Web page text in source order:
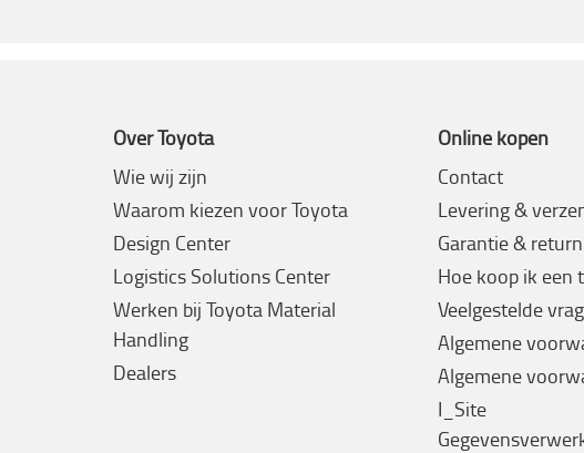
Over Toyota
Wie wij zijn
Waarom kiezen voor Toyota
Design Center
Logistics Solutions Center
Werken bij Toyota Material
Handling
Dealers
Online kopen
Contact
Levering &
Garantie &
Hoe koop ik een
Veelgestelde
Algemene
Algemene
I_Site